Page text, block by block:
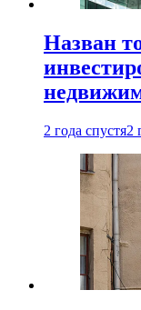
Назван
2 года спустя2